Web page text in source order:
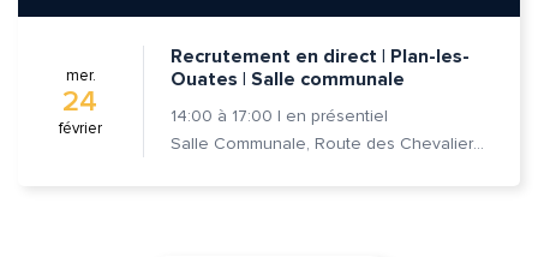
mer.
24
février
Recrutement en direct | Plan-les-
Ouates | Salle communale
14:00 à 17:00 | en présentiel
Salle Communale, Route des Chevaliers-de-Malte 7, 1228 Plan-les-Ouates